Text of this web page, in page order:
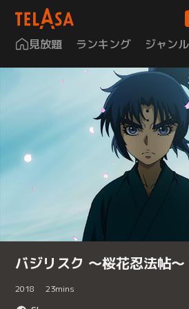
見放題 ランキング ジャンル
バジリスク ～桜花忍法帖
2018 23mins